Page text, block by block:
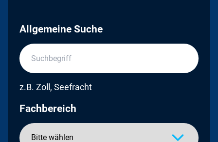
Allgemeine Suche
z.B. Zoll, Seefracht
Fachbereich